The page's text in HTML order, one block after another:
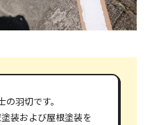
羽切です。
装および屋根塗装を